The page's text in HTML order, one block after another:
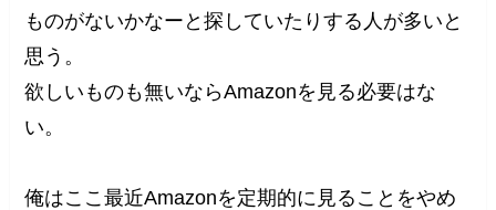
ものがないかなーと探していたりする人が多いと
思う。
欲しいものも無いならAmazonを見る必要はな
い。
俺はここ最近Amazonを定期的に見ることをやめ